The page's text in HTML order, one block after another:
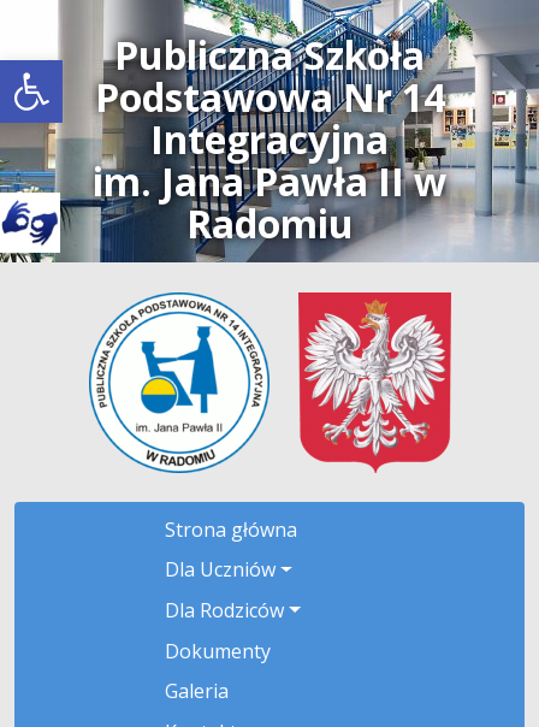
Open toolbar
Publiczna Szkoła
Podstawowa Nr 14
Integracyjna
im. Jana Pawła II w
Radomiu
Strona główna
Dla Uczniów
Dla Rodziców
Dokumenty
Galeria